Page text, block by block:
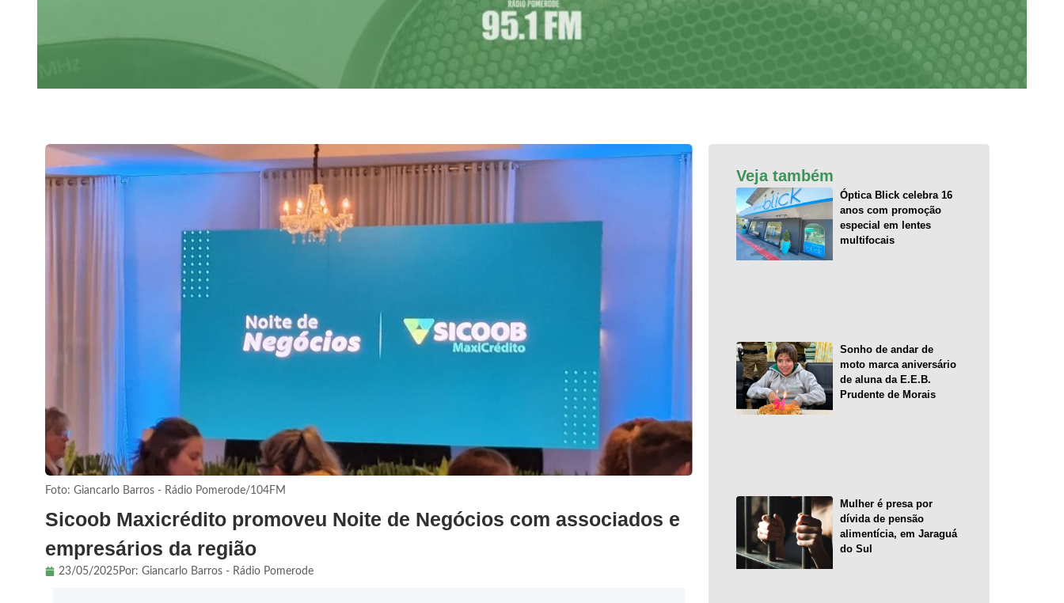
Foto: Giancarlo Barros - Rádio Pomerode/104FM
Sicoob Maxicrédito promoveu Noite de Negócios com associados e
empresários da região
23/05/2025Por: Giancarlo Barros - Rádio Pomerode
Veja também
Óptica Blick celebra 16
anos com promoção
especial em lentes
multifocais
Sonho de andar de
moto marca aniversário
de aluna da E.E.B.
Prudente de Morais
Mulher é presa por
dívida de pensão
alimentícia, em Jaraguá
do Sul